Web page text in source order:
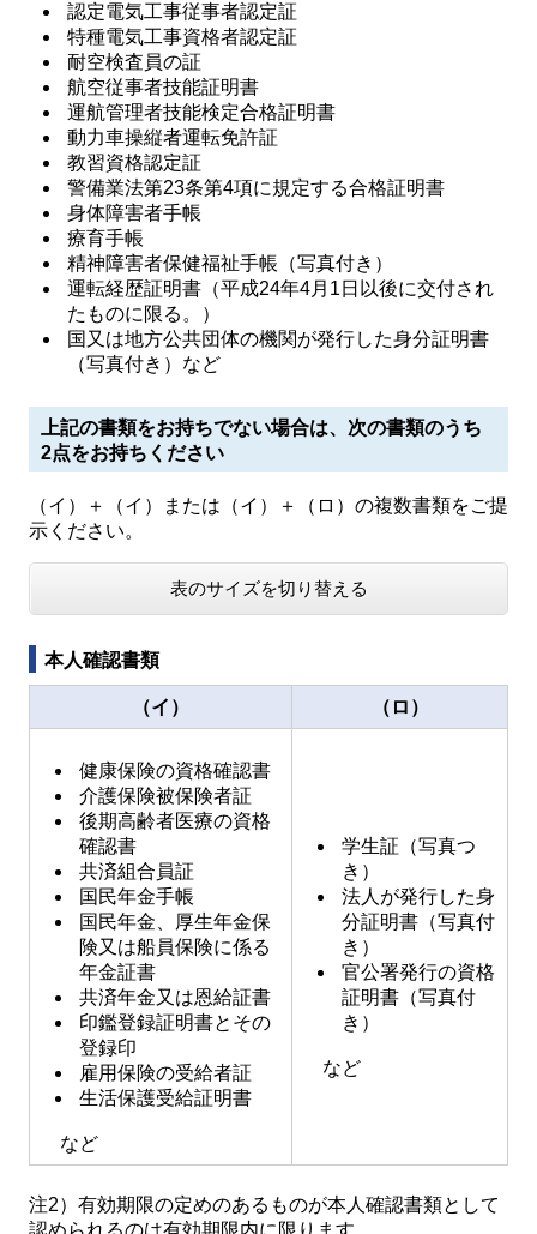
認定電気工事従事者認定証
特種電気工事資格者認定証
耐空検査員の証
航空従事者技能証明書
運航管理者技能検定合格証明書
動力車操縦者運転免許証
教習資格認定証
警備業法第23条第4項に規定する合格証明書
身体障害者手帳
療育手帳
精神障害者保健福祉手帳（写真付き）
運転経歴証明書（平成24年4月1日以後に交付され
たものに限る。）
国又は地方公共団体の機関が発行した身分証明書
（写真付き）など
上記の書類をお持ちでない場合は、次の書類のうち
2点をお持ちください
（イ）＋（イ）または（イ）＋（ロ）の複数書類をご提
示ください。
表のサイズを切り替える
本人確認書類
（イ） （ロ）
健康保険の資格確認書
介護保険被保険者証
後期高齢者医療の資格
確認書
共済組合員証
国民年金手帳
国民年金、厚生年金保
険又は船員保険に係る
年金証書
共済年金又は恩給証書
印鑑登録証明書とその
登録印
雇用保険の受給者証
生活保護受給証明書
など
学生証（写真つ
き）
法人が発行した身
分証明書（写真付
き）
官公署発行の資格
証明書（写真付
き）
など
注2）有効期限の定めのあるものが本人確認書類として
認められるのは有効期限内に限ります。